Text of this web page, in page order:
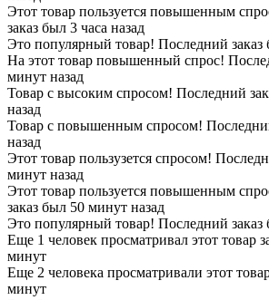
Этот товар пользуется повышенным
заказ был 3 часа назад
Это популярный товар! Последний заказ
На этот товар повышенный спрос!
минут назад
Товар с высоким спросом! Последний
назад
Товар с повышенным спросом!
назад
Этот товар пользузется спросом!
минут назад
Этот товар пользуется повышенным
заказ был 50 минут назад
Это популярный товар! Последний заказ
Еще 1 человек просматривал этот товар
минут
Еще 2 человека просматривали этот
минут